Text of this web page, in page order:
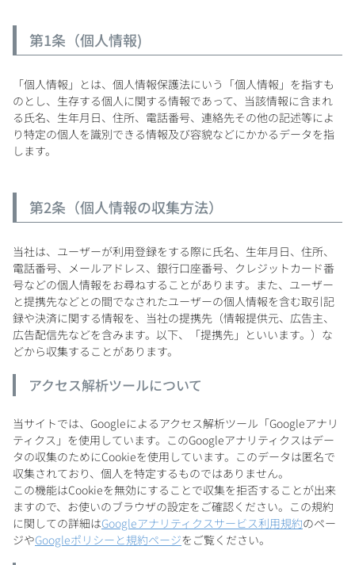
DRC ルロワ
ラフィット
サロン ルイ・ロデレール
オーパス・ワン
スクリーミング・
イーグル
フランス ブルゴーニュ
ボルドー シャンパーニュ
アメリカ カリフォルニア
イタリア ドイツ
チリ その他国
種類で探す
赤ワイン 白ワイン
スパークリング ロゼワイン
価格帯から探す
〜9,999円
10,000円〜39,999円
40,000円〜79,999円
200,000円〜499,999円
お得な情報を受け取る
第1条（個人情報)
「個人情報」とは、個人情報保護法にいう「個人情報」を指すも
のとし、生存する個人に関する情報であって、当該情報に含まれ
る氏名、生年月日、住所、電話番号、連絡先その他の記述等によ
り特定の個人を識別できる情報及び容貌などにかかるデータを指
します。
第2条（個人情報の収集方法）
当社は、ユーザーが利用登録をする際に氏名、生年月日、住所、
電話番号、メールアドレス、銀行口座番号、クレジットカード番
号などの個人情報をお尋ねすることがあります。また、ユーザー
と提携先などとの間でなされたユーザーの個人情報を含む取引記
録や決済に関する情報を、当社の提携先（情報提供元、広告主、
広告配信先などを含みます。以下、「提携先」といいます。）な
どから収集することがあります。
アクセス解析ツールについて
当サイトでは、Googleによるアクセス解析ツール「Googleアナリ
ティクス」を使用しています。このGoogleアナリティクスはデー
タの収集のためにCookieを使用しています。このデータは匿名で
収集されており、個人を特定するものではありません。
この機能はCookieを無効にすることで収集を拒否することが出来
ますので、お使いのブラウザの設定をご確認ください。この規約
に関しての詳細はGoogleアナリティクスサービス利用規約のペー
ジやGoogleポリシーと規約ページをご覧ください。